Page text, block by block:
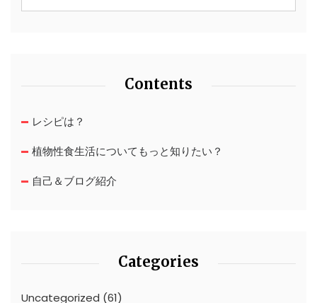
Contents
レシピは？
植物性食生活についてもっと知りたい？
自己＆ブログ紹介
Categories
Uncategorized (61)